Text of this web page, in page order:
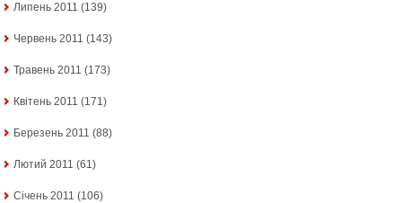
Липень 2011 (139)
Червень 2011 (143)
Травень 2011 (173)
Квітень 2011 (171)
Березень 2011 (88)
Лютий 2011 (61)
Січень 2011 (106)